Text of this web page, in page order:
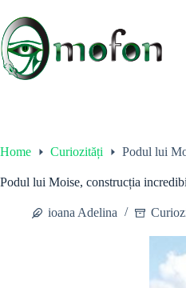
content
Home Curiozități Podul lui
Podul lui Moise, construcția
ioana Adelina